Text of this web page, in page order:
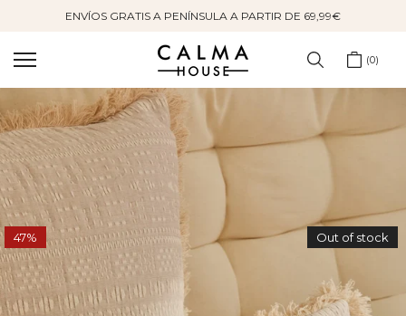
contenido
ENVÍOS GRATIS A PENÍNSULA A PARTIR DE 69,99€
0
Out of stock
47%